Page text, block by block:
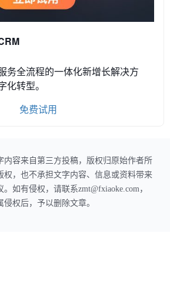
务全流程的一体化新增长解决方
转型。
免费试用
内容来自第三方投稿，版权归原始作者所
权，也不承担文字内容、信息或资料带来
如有侵权，请联系zmt@fxiaoke.com，
权后，予以删除文章。